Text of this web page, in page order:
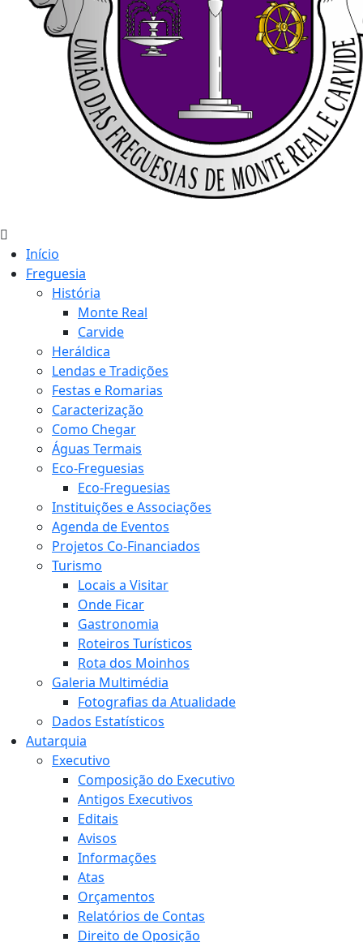
Início
Freguesia
História
Monte Real
Carvide
Heráldica
Lendas e Tradições
Festas e Romarias
Caracterização
Como Chegar
Águas Termais
Eco-Freguesias
Eco-Freguesias
Instituições e Associações
Agenda de Eventos
Projetos Co-Financiados
Turismo
Locais a Visitar
Onde Ficar
Gastronomia
Roteiros Turísticos
Rota dos Moinhos
Galeria Multimédia
Fotografias da Atualidade
Dados Estatísticos
Autarquia
Executivo
Composição do Executivo
Antigos Executivos
Editais
Avisos
Informações
Atas
Orçamentos
Relatórios de Contas
Direito de Oposição